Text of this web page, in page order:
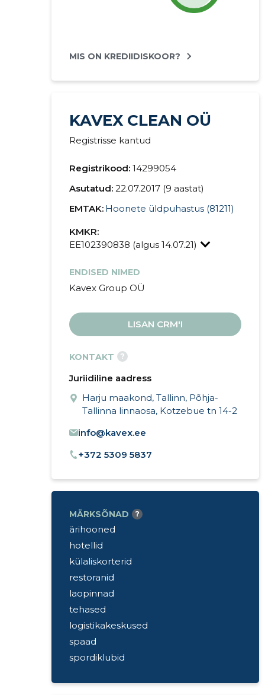
MIS ON KREDIIDISKOOR?
KAVEX CLEAN OÜ
Registrisse kantud
Registrikood: 14299054
Asutatud: 22.07.2017 (9 aastat)
EMTAK: Hoonete üldpuhastus (81211)
KMKR:
EE102390838 (algus 14.07.21)
ENDISED NIMED
Kavex Group OÜ
LISAN CRM'I
KONTAKT ?
Juriidiline aadress
Harju maakond, Tallinn, Põhja-
Tallinna linnaosa, Kotzebue tn 14-2
info@kavex.ee
+372 5309 5837
MÄRKSÕNAD ?
ärihooned
hotellid
külaliskorterid
restoranid
laopinnad
tehased
logistikakeskused
spaad
spordiklubid